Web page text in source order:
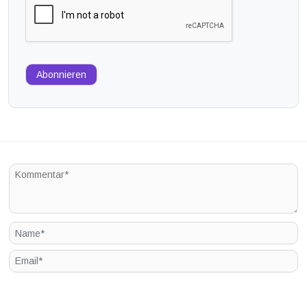
Abonnieren